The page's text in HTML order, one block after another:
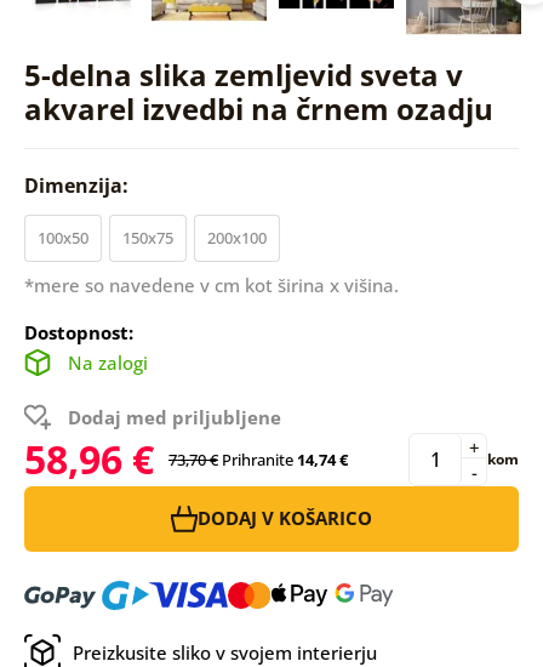
5-delna slika zemljevid sveta v
akvarel izvedbi na črnem ozadju
Dimenzija:
100x50 150x75 200x100
*mere so navedene v cm kot širina x višina.
Dostopnost:
Na zalogi
Dodaj med priljubljene
58,96 € 73,70 € Prihranite14,74 € -
+ kom
DODAJ V KOŠARICO
Preizkusite sliko v svojem interierju